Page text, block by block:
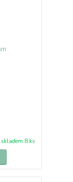
skladem 8 ks